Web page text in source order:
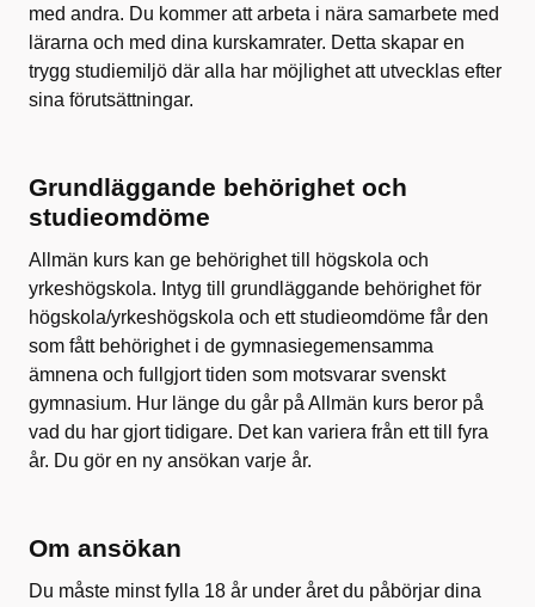
med andra. Du kommer att arbeta i nära samarbete med
lärarna och med dina kurskamrater. Detta skapar en
trygg studiemiljö där alla har möjlighet att utvecklas efter
sina förutsättningar.
Grundläggande behörighet och
studieomdöme
Allmän kurs kan ge behörighet till högskola och
yrkeshögskola. Intyg till grundläggande behörighet för
högskola/yrkeshögskola och ett studieomdöme får den
som fått behörighet i de gymnasiegemensamma
ämnena och fullgjort tiden som motsvarar svenskt
gymnasium. Hur länge du går på Allmän kurs beror på
vad du har gjort tidigare. Det kan variera från ett till fyra
år. Du gör en ny ansökan varje år.
Om ansökan
Du måste minst fylla 18 år under året du påbörjar dina